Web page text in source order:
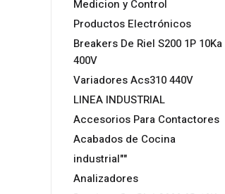
Medicion y Control
Productos Electrónicos
Breakers De Riel S200 1P 10Ka
400V
Variadores Acs310 440V
LINEA INDUSTRIAL
Accesorios Para Contactores
Acabados de Cocina
industrial""
Analizadores